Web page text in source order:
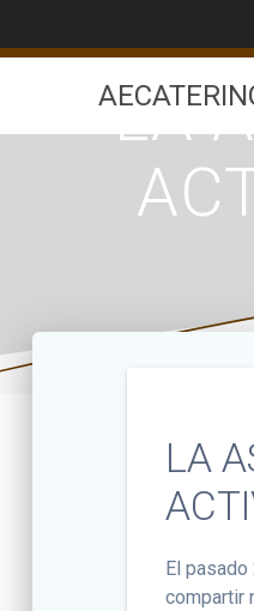
LA
LA
El
compartir